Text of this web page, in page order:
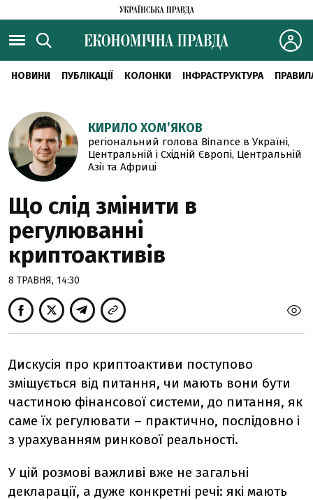
НОВИНИ ПУБЛІКАЦІЇ КОЛОНКИ ІНФРАСТРУКТУРА
КИРИЛО ХОМ’ЯКОВ
регіональний голова Binance в Україні,
Центральній і Східній Європі, Центральній
Азії та Африці
Що слід змінити в
регулюванні
криптоактивів
8 ТРАВНЯ, 14:30
Дискусія про криптоактиви поступово
зміщується від питання, чи мають вони бути
частиною фінансової системи, до питання, як
саме їх регулювати – практично, послідовно і
з урахуванням ринкової реальності.
У цій розмові важливі вже не загальні
декларації, а дуже конкретні речі: які мають